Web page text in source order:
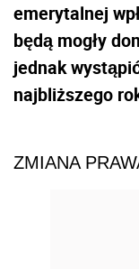
emerytalnej
będą mogły
jednak
najbliższego
ZMIANA